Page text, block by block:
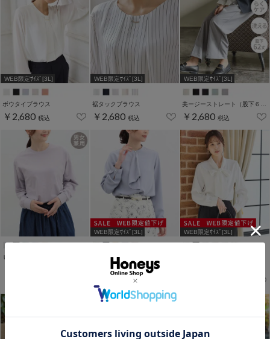
WEB限定ｻｲｽﾞ[3L]
ボウタイブラウス
￥2,680 税込
WEB限定ｻｲｽﾞ[3L]
裾タックブラウス
￥2,680 税込
WEB限定ｻｲｽﾞ[3L]
美ージーストレート（股下６２ｃｍ）
￥2,680 税込
ＵＳＡコットンＴシャツ
WEB限定ｻｲｽﾞ[3L]
ボウタイブラウス
￥1,980 税込
WEB限定ｻｲｽﾞ[3L]